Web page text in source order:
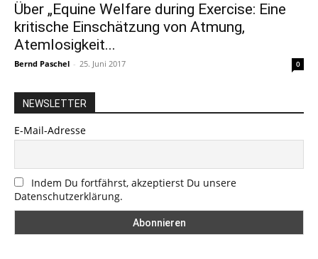
Über „Equine Welfare during Exercise: Eine
kritische Einschätzung von Atmung,
Atemlosigkeit...
Bernd Paschel - 25. Juni 2017 0
NEWSLETTER
E-Mail-Adresse
Indem Du fortfährst, akzeptierst Du unsere
Datenschutzerklärung.